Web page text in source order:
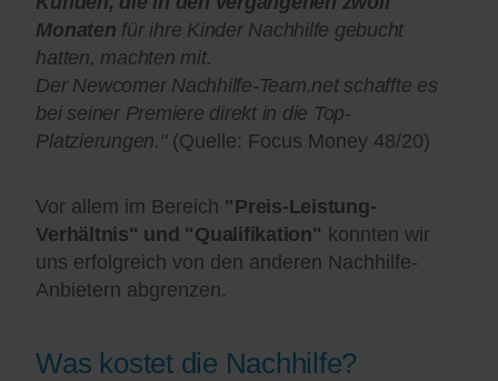
Monaten für ihre Kinder Nachhilfe gebucht
hatten, machten mit.
Der Newcomer Nachhilfe-Team.net schaffte es
bei seiner Premiere direkt in die Top-
Platzierungen."(Quelle: Focus Money 48/20)
Vor allem im Bereich "Preis-Leistung-
Verhältnis" und "Qualifikation" konnten wir
uns erfolgreich von den anderen Nachhilfe-
Anbietern abgrenzen.
Was kostet die Nachhilfe?